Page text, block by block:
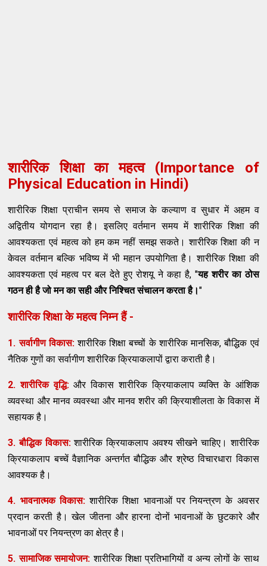
शारीरिक शिक्षा का महत्व (Importance of
Physical Education in Hindi)
शारीरिक शिक्षा प्राचीन समय से समाज के कल्याण व सुधार में अहम व
अद्वितीय योगदान रहा है। इसलिए वर्तमान समय में शारीरिक शिक्षा की
आवश्यकता एवं महत्व को हम कम नहीं समझ सकते। शारीरिक शिक्षा की न
केवल वर्तमान बल्कि भविष्य में भी महान उपयोगिता है। शारीरिक शिक्षा की
आवश्यकता एवं महत्व पर बल देते हुए रोशयू ने कहा है, "यह शरीर का ठोस
गठन ही है जो मन का सही और निश्चित संचालन करता है।"
शारीरिक शिक्षा के महत्व निम्न हैं -
1. सर्वागीण विकास:शारीरिक शिक्षा बच्चों के शारीरिक मानसिक, बौद्धिक एवं
नैतिक गुणों का सर्वागीण शारीरिक क्रियाकलापों द्वारा कराती है।
2. शारीरिक वृद्धि:और विकास शारीरिक क्रियाकलाप व्यक्ति के आंशिक
व्यवस्था और मानव व्यवस्था और मानव शरीर की क्रियाशीलता के विकास में
सहायक है।
3. बौद्धिक विकास:शारीरिक क्रियाकलाप अवश्य सीखने चाहिए। शारीरिक
क्रियाकलाप बच्चें वैज्ञानिक अन्तर्गत बौद्धिक और श्रेष्ठ विचारधारा विकास
आवश्यक है।
4. भावनात्मक विकास:शारीरिक शिक्षा भावनाओं पर नियन्त्रण के अवसर
प्रदान करती है। खेल जीतना और हारना दोनों भावनाओं के छुटकारे और
भावनाओं पर नियन्त्रण का क्षेत्र है।
5. सामाजिक समायोजन: शारीरिक शिक्षा प्रतिभागियों व अन्य लोगों के साथ